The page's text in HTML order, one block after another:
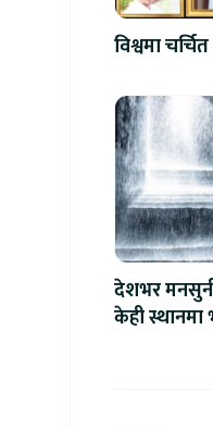
विश्वमा
देशभर
केही स्थानमा